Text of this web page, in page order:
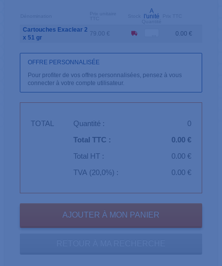
A
l'unité
Cartouches Exaclear 2
x 51 gr
79.00 € 0.00 €
OFFRE PERSONNALISÉE
Pour profiter de vos offres personnalisées, pensez à vous
connecter à votre compte utilisateur.
TOTAL Quantité :
0
Total TTC :
0.00 €
Total HT :
0.00 €
TVA (20,0%) :
0.00 €